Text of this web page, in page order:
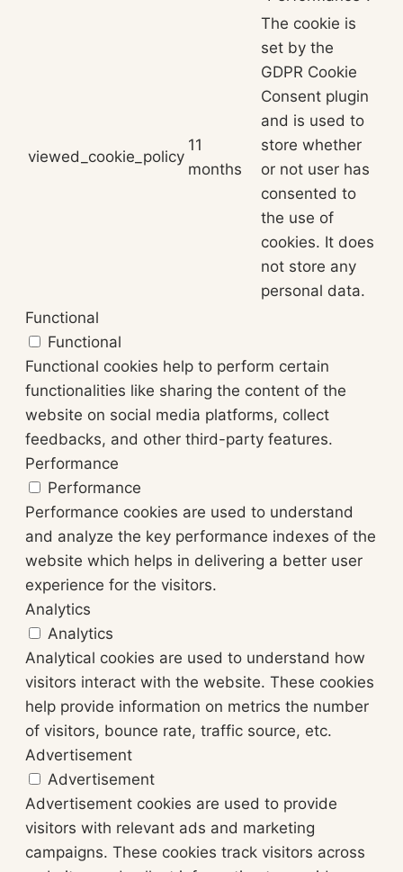
viewed_cookie_policy
11
months
The cookie is
set by the
GDPR Cookie
Consent plugin
and is used to
store whether
or not user has
consented to
the use of
cookies. It does
not store any
personal data.
Functional
Functional
Functional cookies help to perform certain
functionalities like sharing the content of the
website on social media platforms, collect
feedbacks, and other third-party features.
Performance
Performance
Performance cookies are used to understand
and analyze the key performance indexes of the
website which helps in delivering a better user
experience for the visitors.
Analytics
Analytics
Analytical cookies are used to understand how
visitors interact with the website. These cookies
help provide information on metrics the number
of visitors, bounce rate, traffic source, etc.
Advertisement
Advertisement
Advertisement cookies are used to provide
visitors with relevant ads and marketing
campaigns. These cookies track visitors across